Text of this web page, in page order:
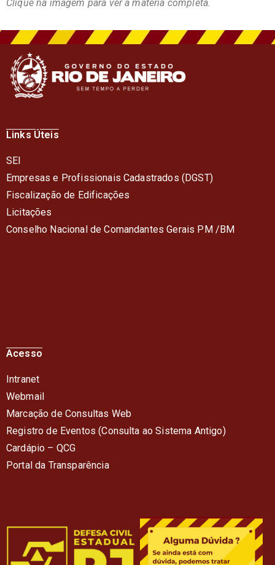
Clique na imagem para ver a matéria completa.
Links Úteis
SEI
Empresas e Profissionais Cadastrados (DGST)
Fiscalização de Edificações
Licitações
Conselho Nacional de Comandantes Gerais PM /BM
Acesso
Intranet
Webmail
Marcação de Consultas Web
Registro de Eventos (Consulta ao Sistema Antigo)
Cardápio – QCG
Portal da Transparência